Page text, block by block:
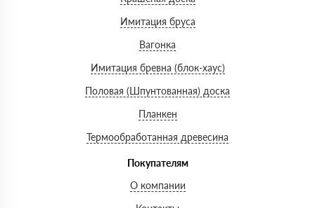
Имитация бруса
Вагонка
Имитация бревна (блок-хаус)
Половая (Шпунтованная) доска
Планкен
Термообработанная древесина
Покупателям
О компании